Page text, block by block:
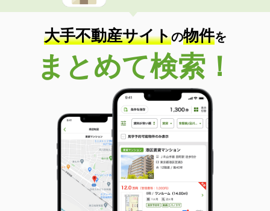
大手不動産サイトの物件を
まとめて検索！